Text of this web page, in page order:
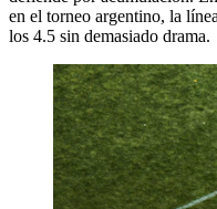
en el torneo argentino, la
los 4.5 sin demasiado drama.